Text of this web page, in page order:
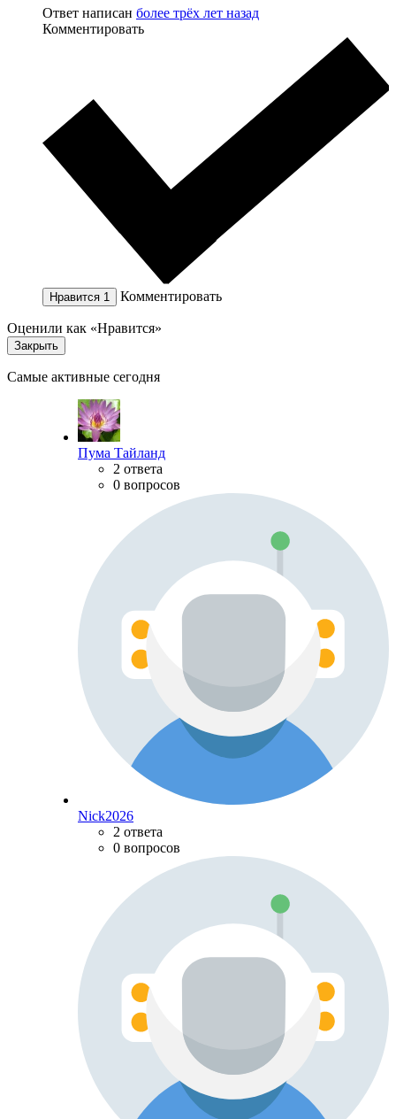
Ответ написан более трёх лет назад
Комментировать
Нравится 1 Комментировать
Оценили как «Нравится»
Закрыть
Самые активные сегодня
Пума Тайланд
2 ответа
0 вопросов
Nick2026
2 ответа
0 вопросов